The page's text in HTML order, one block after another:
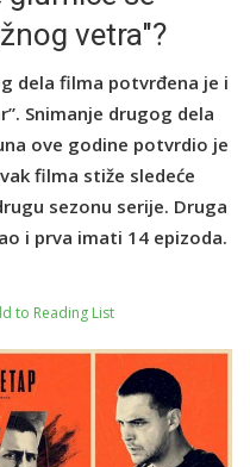
vetra"?
dela filma potvrđena je i
Snimanje drugog dela
ove godine potvrdio je
filma stiže sledeće
sezonu serije. Druga
i prva imati 14 epizoda.
to Reading List